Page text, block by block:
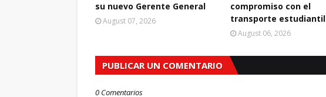
su nuevo Gerente General
August 07, 2026
compromiso con el
transporte estudiantil
August 06, 2026
PUBLICAR UN COMENTARIO
0 Comentarios